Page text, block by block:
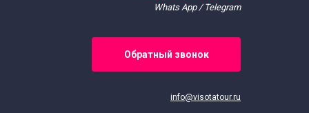
Экскурсии для школьников в октябре
Экскурсии для школьников в сентябре
Whats App / Telegram
Обратный звонок
info@visotatour.ru